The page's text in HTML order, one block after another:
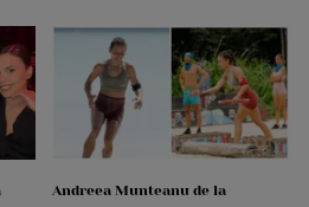
Andreea Munteanu de la